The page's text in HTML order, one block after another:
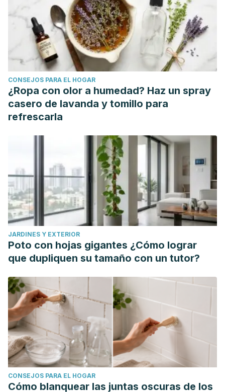
systematic review, meta-analysis and meta-regression of
the effect of protein supplementation on resistance
training-induced gains in muscle mass and strength in
healthy adults. British journal of sports medicine, 52(6),
376–384. https://doi.org/10.1136/bjsports-2017-097608
Storer, T. W., Basaria, S., Traustadottir, T., Harman, S. M.,
Pencina, K., Li, Z., Travison, T. G., Miciek, R., Tsitouras, P.,
Hally, K., Huang, G., & Bhasin, S. (2017). Effects of
Performance and Physical Function in Older Men. The
Journal of clinical endocrinology and metabolism, 102(2),
583–593. https://doi.org/10.1210/jc.2016-2771
Schoenfeld, B. J., Contreras, B., Krieger, J., Grgic, J.,
Delcastillo, K., Belliard, R., & Alto, A. (2019). Resistance
Training Volume Enhances Muscle Hypertrophy but Not
Strength in Trained Men. Medicine and science in sports
and exercise, 51(1), 94–103.
https://doi.org/10.1249/MSS.0000000000001764
CONSEJOS PARA EL HOGAR
¿Ropa con olor a humedad? Haz un spray
casero de lavanda y tomillo para
refrescarla
JARDINES Y EXTERIOR
Poto con hojas gigantes ¿Cómo lograr
que dupliquen su tamaño con un tutor?
CONSEJOS PARA EL HOGAR
Cómo blanquear las juntas oscuras de los